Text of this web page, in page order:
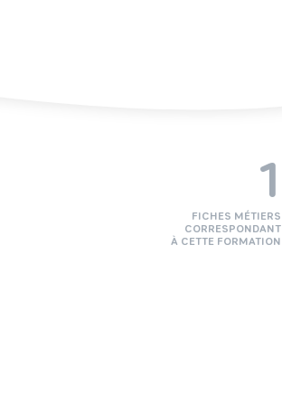
1
FICHES MÉTIERS
CORRESPONDANT
À CETTE FORMATION